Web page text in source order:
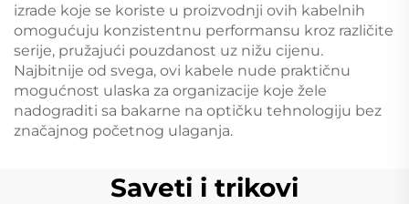
izrade koje se koriste u proizvodnji ovih kabelnih
omogućuju konzistentnu performansu kroz različite
serije, pružajući pouzdanost uz nižu cijenu.
Najbitnije od svega, ovi kabele nude praktičnu
mogućnost ulaska za organizacije koje žele
nadograditi sa bakarne na optičku tehnologiju bez
značajnog početnog ulaganja.
Saveti i trikovi